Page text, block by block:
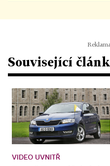
Související
VIDEO UVNITŘ